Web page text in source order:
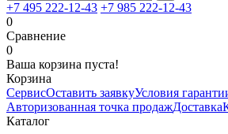
+7 495 222-12-43 +7 985 222-12-43
0
Сравнение
0
Ваша корзина пуста!
Корзина
СервисОставить заявкуУсловия
Авторизованная точка продажДоставка
Каталог